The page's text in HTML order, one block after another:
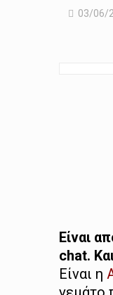
03/06/
Είναι
chat.
Είναι η